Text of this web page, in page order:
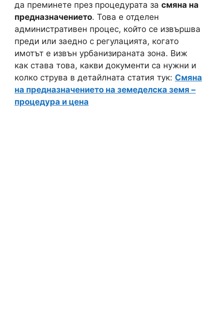
да преминете през процедурата за смяна на
предназначението. Това е отделен
административен процес, който се извършва
преди или заедно с регулацията, когато
имотът е извън урбанизираната зона. Виж
как става това, какви документи са нужни и
колко струва в детайлната статия тук: Смяна
на предназначението на земеделска земя –
процедура и цена